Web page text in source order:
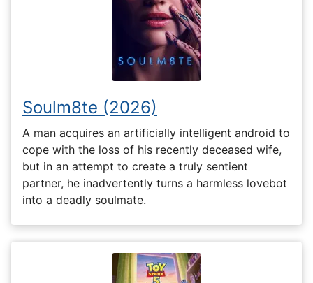
Soulm8te (2026)
A man acquires an artificially intelligent android to
cope with the loss of his recently deceased wife,
but in an attempt to create a truly sentient
partner, he inadvertently turns a harmless lovebot
into a deadly soulmate.